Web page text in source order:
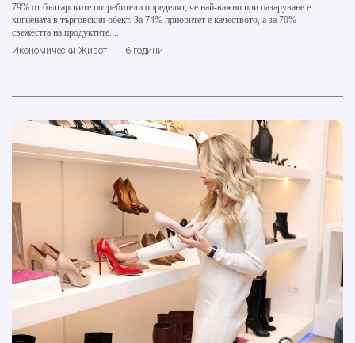
79% от българските потребители определят, че най-важно при пазаруване е
хигиената в търговския обект. За 74% приоритет е качеството, а за 70% –
свежестта на продуктите....
Икономически Живот
6 години